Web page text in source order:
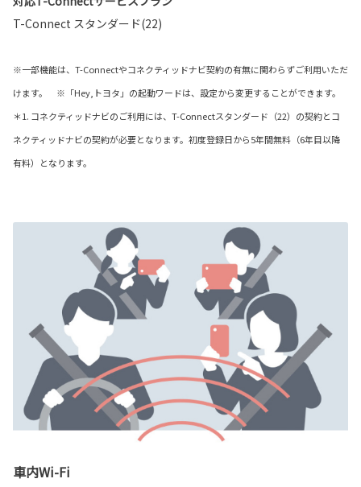
T-Connect スタンダード(22)
※一部機能は、T-Connectやコネクティッドナビ契約の有無に関わらずご利用いただ
けます。 ※「Hey,トヨタ」の起動ワードは、設定から変更することができます。
＊1. コネクティッドナビのご利用には、T-Connectスタンダード（22）の契約とコ
ネクティッドナビの契約が必要となります。初度登録日から5年間無料（6年目以降
有料）となります。
車内Wi-Fi